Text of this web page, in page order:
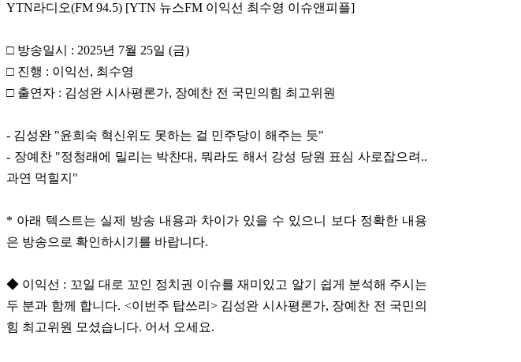
YTN라디오(FM 94.5) [YTN 뉴스FM 이익선 최수영 이슈앤피플]
□ 방송일시 : 2025년 7월 25일 (금)
□ 진행 : 이익선, 최수영
□ 출연자 : 김성완 시사평론가, 장예찬 전 국민의힘 최고위원
- 김성완 "윤희숙 혁신위도 못하는 걸 민주당이 해주는 듯"
- 장예찬 "정청래에 밀리는 박찬대, 뭐라도 해서 강성 당원 표심 사로잡으려..
과연 먹힐지"
* 아래 텍스트는 실제 방송 내용과 차이가 있을 수 있으니 보다 정확한 내용
은 방송으로 확인하시기를 바랍니다.
◆ 이익선 : 꼬일 대로 꼬인 정치권 이슈를 재미있고 알기 쉽게 분석해 주시는
두 분과 함께 합니다. <이번주 탑쓰리> 김성완 시사평론가, 장예찬 전 국민의
힘 최고위원 모셨습니다. 어서 오세요.